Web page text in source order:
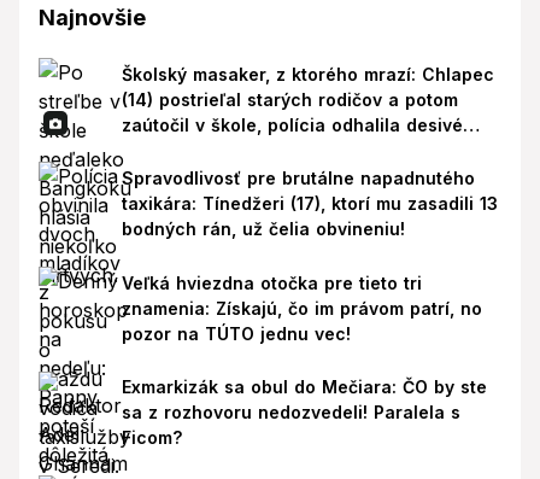
Najnovšie
Školský masaker, z ktorého mrazí: Chlapec
(14) postrieľal starých rodičov a potom
zaútočil v škole, polícia odhalila desivé
Spravodlivosť pre brutálne napadnutého
taxikára: Tínedžeri (17), ktorí mu zasadili 13
bodných rán, už čelia obvineniu!
Veľká hviezdna otočka pre tieto tri
znamenia: Získajú, čo im právom patrí, no
pozor na TÚTO jednu vec!
Exmarkizák sa obul do Mečiara: ČO by ste
sa z rozhovoru nedozvedeli! Paralela s
Ficom?